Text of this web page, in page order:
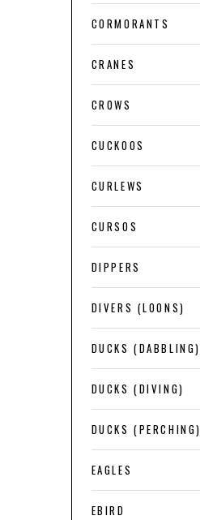
CORMORANTS
CRANES
CROWS
CUCKOOS
CURLEWS
CURSOS
DIPPERS
DIVERS (LOONS)
DUCKS (DABBLING)
DUCKS (DIVING)
DUCKS (PERCHING)
EAGLES
EBIRD